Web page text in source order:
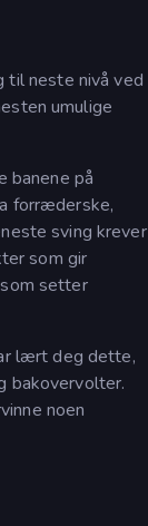
til neste nivå ved
umulige
banene på
forræderske,
sving krever
som gir
setter
lært deg dette,
bakovervolter.
noen